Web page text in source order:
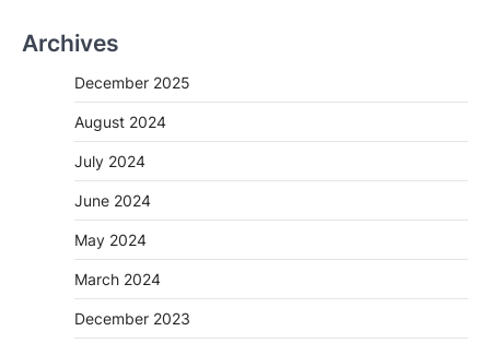
Archives
December 2025
August 2024
July 2024
June 2024
May 2024
March 2024
December 2023